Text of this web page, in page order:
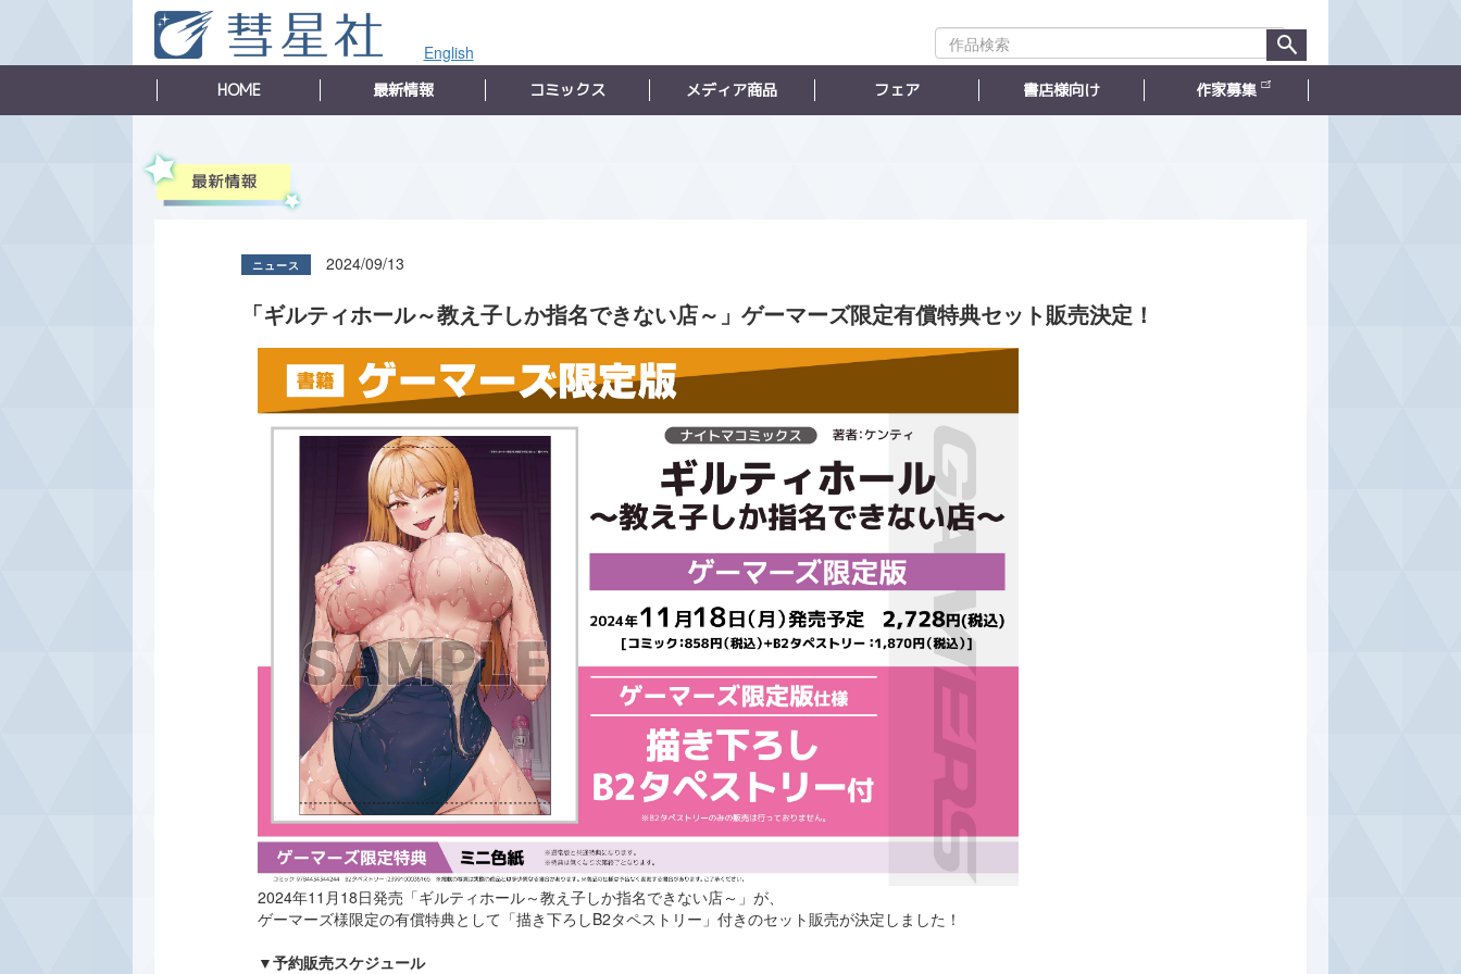
English
作
品
HOME 最新情報 コミックス メディア商品 フェア 書店様向け 作家募集
2024/09/13
「ギルティホール～教え子しか指名できない店～」ゲーマーズ限定有償特典セット販売決定！
2024年11月18日発売「ギルティホール～教え子しか指名できない店～」が、
ゲーマーズ様限定の有償特典として「描き下ろしB2タペストリー」付きのセット販売が決定しました！
▼予約販売スケジュール